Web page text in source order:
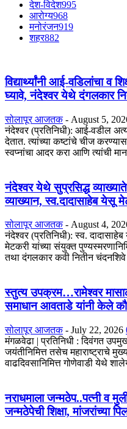
देश-विदेश995
आरोग्य968
मनोरंजन919
शहर882
विद्यार्थ्यांनी आई-वडिलांचा व
घ्यावे, नंदेश्वर येथे दंगलकार
सोलापूर आजतक - August 5,
नंदेश्वर (प्रतिनिधी): आई-वडील
देतात. त्यांच्या कष्टांचे चीज
स्वप्नांचा आदर करा आणि त्यांची
नंदेश्वर येथे सुप्रसिद्ध
व्याख्यान, स्व.दादासाहेब येसू
सोलापूर आजतक - August 4,
नंदेश्वर (प्रतिनिधी): स्व.
मेटकरी यांच्या संयुक्त
तथा दंगलकार कवी नितीन चंदनशिवे
स्तुत्य उपक्रम…रामेश्वर
समाधान आवताडे यांनी केले
सोलापूर आजतक - July 22, 2026
मंगळवेढा | प्रतिनिधी : दिवंगत
जयंतीनिमित्त तसेच महाराष्ट्राचे
वाढदिवसानिमित्त गोणेवाडी येथे
नराधमाला जन्मठेप..पत्नी व
जन्मठेपेची शिक्षा, मांजरांच्या